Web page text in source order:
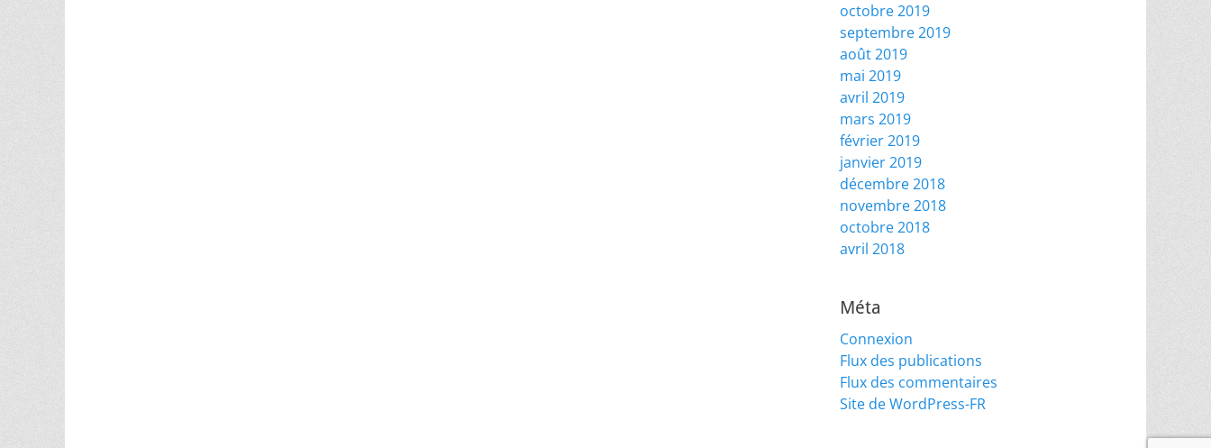
octobre 2019
septembre 2019
août 2019
mai 2019
avril 2019
mars 2019
février 2019
janvier 2019
décembre 2018
novembre 2018
octobre 2018
avril 2018
Méta
Connexion
Flux des publications
Flux des commentaires
Site de WordPress-FR